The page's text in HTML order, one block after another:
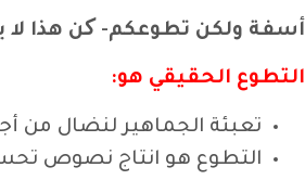
أسفة ولكن تطوعكم- کن هذا لا
التطوع الحقيقي هو:
تعبئة الجماهير لنضال من
التطوع هو انتاج نصوص